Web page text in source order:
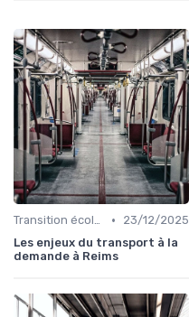
Transition écologique •
23/12/2025
Les enjeux du transport à la
demande à Reims